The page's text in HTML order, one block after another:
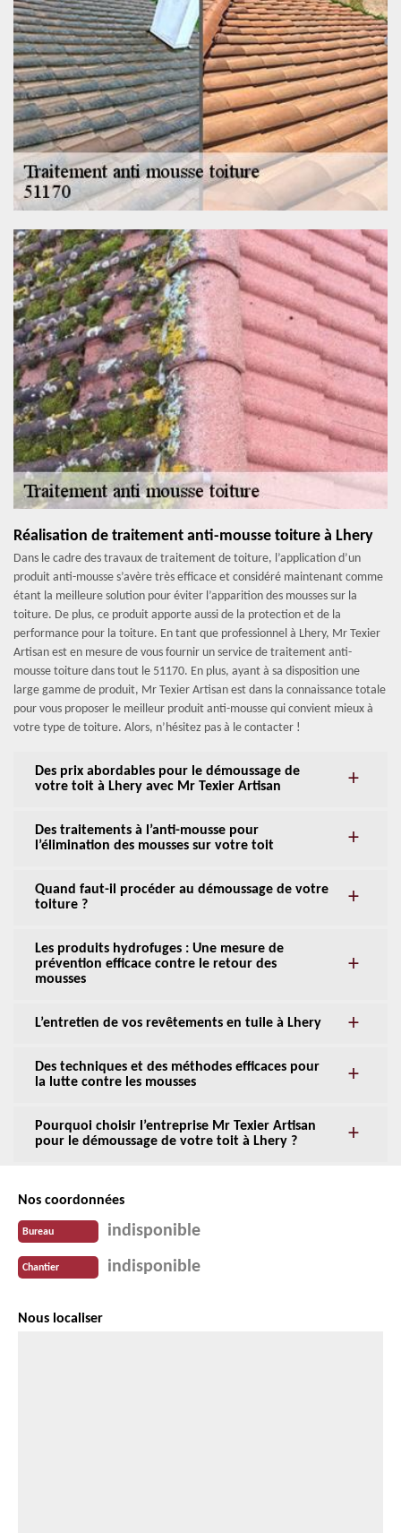
Réalisation de traitement anti-mousse toiture à Lhery
Dans le cadre des travaux de traitement de toiture, l’application d’un
produit anti-mousse s’avère très efficace et considéré maintenant comme
étant la meilleure solution pour éviter l’apparition des mousses sur la
toiture. De plus, ce produit apporte aussi de la protection et de la
performance pour la toiture. En tant que professionnel à Lhery, Mr Texier
Artisan est en mesure de vous fournir un service de traitement anti-
mousse toiture dans tout le 51170. En plus, ayant à sa disposition une
large gamme de produit, Mr Texier Artisan est dans la connaissance totale
pour vous proposer le meilleur produit anti-mousse qui convient mieux à
votre type de toiture. Alors, n’hésitez pas à le contacter !
Des prix abordables pour le démoussage de
votre toit à Lhery avec Mr Texier Artisan
Des traitements à l’anti-mousse pour
l’élimination des mousses sur votre toit
Quand faut-il procéder au démoussage de votre
toiture ?
Les produits hydrofuges : Une mesure de
prévention efficace contre le retour des
mousses
L’entretien de vos revêtements en tuile à Lhery
Des techniques et des méthodes efficaces pour
la lutte contre les mousses
Pourquoi choisir l’entreprise Mr Texier Artisan
pour le démoussage de votre toit à Lhery ?
Nos coordonnées
Bureau indisponible
Chantier indisponible
Nous localiser